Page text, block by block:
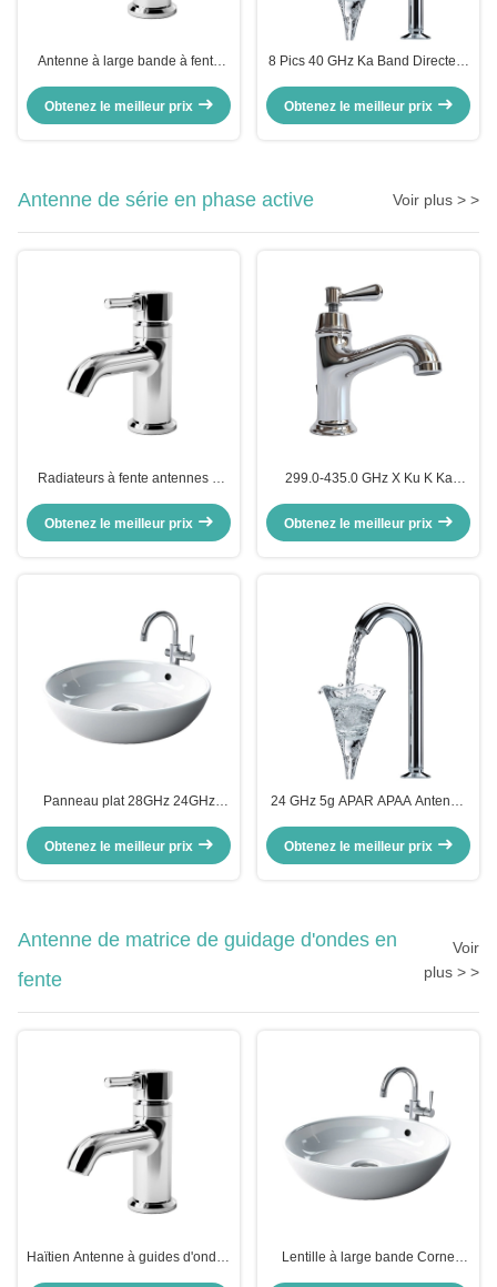
Antenne à large bande à fente
fente de guidage d'onde
Obtenez le meilleur prix
8 Pics 40 GHz Ka Band Directeur
millimétrique Direction continue
du faisceau
Obtenez le meilleur prix
Antenne de série en phase active Voir plus > >
Radiateurs à fente antennes à
GHz
Obtenez le meilleur prix
299.0-435.0 GHz X Ku K Ka
Obtenez le meilleur prix
Panneau plat 28GHz 24GHz
Multi Faisceau Terre Couverture
Faisceauformer Station au sol
Obtenez le meilleur prix
24 GHz 5g APAR APAA Antenne
Éléments d'antenne 3 6 Ka Scan
Obtenez le meilleur prix
Antenne de matrice de guidage d'ondes en
fente
Voir
plus > >
Haïtien Antenne à guides d'ondes
Lentille à large bande Corne